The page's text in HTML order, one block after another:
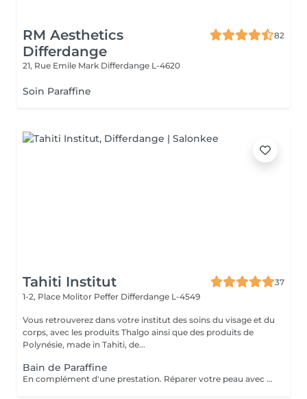
RM Aesthetics
Differdange
82
21, Rue Emile Mark Differdange L-4620
Soin Paraffine
Tahiti Institut
37
1-2, Place Molitor Peffer Differdange L-4549
Vous retrouverez dans votre institut des soins du visage et du
corps, avec les produits Thalgo ainsi que des produits de
Polynésie, made in Tahiti, de...
Bain de Paraffine
En complément d'une prestation. Réparer votre peau avec une agréable chaleur qui vous enveloppe.